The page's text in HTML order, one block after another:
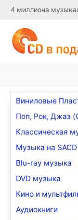
4 миллиона
Виниловые
Поп, Рок, Джаз
Классическая
Музыка на SACD
Blu-ray музыка
DVD музыка
Кино и
Аудиокниги